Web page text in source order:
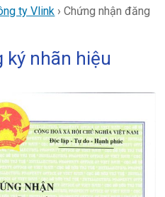
ty Vlink ›Chứng nhận đăng
ký nhãn hiệu